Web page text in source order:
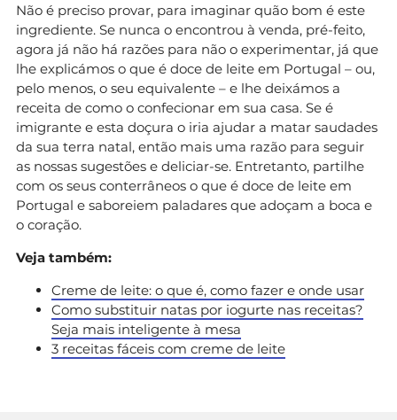
Não é preciso provar, para imaginar quão bom é este
ingrediente. Se nunca o encontrou à venda, pré-feito,
agora já não há razões para não o experimentar, já que
lhe explicámos o que é doce de leite em Portugal – ou,
pelo menos, o seu equivalente – e lhe deixámos a
receita de como o confecionar em sua casa. Se é
imigrante e esta doçura o iria ajudar a matar saudades
da sua terra natal, então mais uma razão para seguir
as nossas sugestões e deliciar-se. Entretanto, partilhe
com os seus conterrâneos o que é doce de leite em
Portugal e saboreiem paladares que adoçam a boca e
o coração.
Veja também:
Creme de leite: o que é, como fazer e onde usar
Como substituir natas por iogurte nas receitas?
Seja mais inteligente à mesa
3 receitas fáceis com creme de leite